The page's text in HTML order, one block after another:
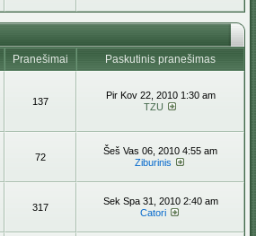
Pranešimai
Paskutinis pranešimas
137
Pir Kov 22, 2010 1:30 am
TZU
72
Šeš Vas 06, 2010 4:55 am
Ziburinis
317
Sek Spa 31, 2010 2:40 am
Catori